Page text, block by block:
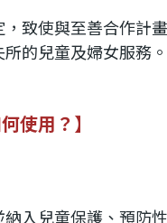
致使與至善合作計
的兒童及婦女服務
使用？】
入兒童保護、預防